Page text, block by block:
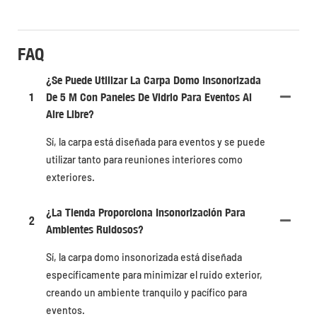
FAQ
1
¿Se Puede Utilizar La Carpa Domo Insonorizada
De 5 M Con Paneles De Vidrio Para Eventos Al
Aire Libre?
Sí, la carpa está diseñada para eventos y se puede
utilizar tanto para reuniones interiores como
exteriores.
2
¿La Tienda Proporciona Insonorización Para
Ambientes Ruidosos?
Sí, la carpa domo insonorizada está diseñada
específicamente para minimizar el ruido exterior,
creando un ambiente tranquilo y pacífico para
eventos.